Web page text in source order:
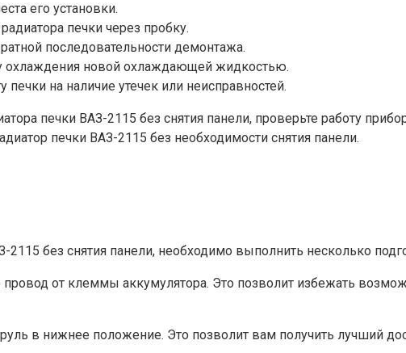
его установки.
печки через пробку.
последовательности демонтажа.
охлаждения новой охлаждающей жидкостью.
печки на наличие утечек или неисправностей.
печки ВАЗ-2115 без снятия панели, проверьте работу
печки ВАЗ-2115 без необходимости снятия панели.
без снятия панели, необходимо выполнить несколько
провод от клеммы аккумулятора. Это позволит избежать
в нижнее положение. Это позволит вам получить лучший